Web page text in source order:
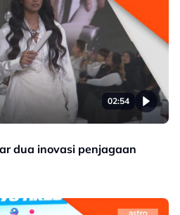
02:54
dua inovasi penjagaan